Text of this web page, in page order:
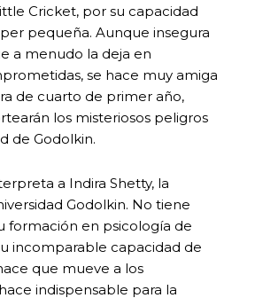
Cricket, por su capacidad
pequeña. Aunque insegura
a menudo la deja en
se hace muy amiga
de cuarto de primer año,
los misteriosos peligros
de Godolkin.
a Indira Shetty, la
Godolkin. No tiene
formación en psicología de
incomparable capacidad de
que mueve a los
indispensable para la